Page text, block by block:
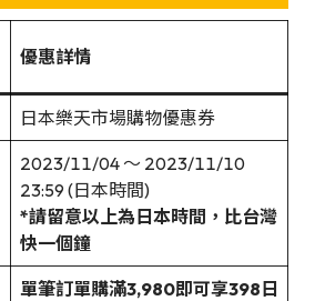
優惠詳情
日本樂天市場購物優惠券
2023/11/04 ～ 2023/11/10
23:59 (日本時間)
*請留意以上為日本時間，比台灣
快一個鐘
單筆訂單購滿3,980即可享398日